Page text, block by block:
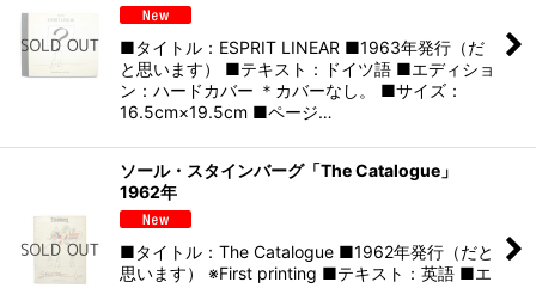
■タイトル：ESPRIT LINEAR ■1963年発行（だ
と思います） ■テキスト：ドイツ語 ■エディショ
ン：ハードカバー ＊カバーなし。 ■サイズ：
16.5cm×19.5cm ■ページ…
ソール・スタインバーグ「The Catalogue」
1962年
■タイトル：The Catalogue ■1962年発行（だと
思います） ※First printing ■テキスト：英語 ■エ